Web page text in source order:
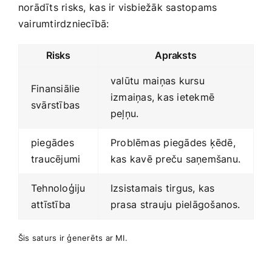
norādīts risks, ⁤kas ir visbiežāk sastopams
vairumtirdzniecībā:
Risks Apraksts
Finansiālie
svārstības
valūtu⁣ maiņas kursu
izmaiņas, kas ietekmē
peļņu.
piegādes
traucējumi
Problēmas piegādes​ ķēdē,
kas kavē preču saņemšanu.
Tehnoloģiju⁤
attīstība
Izsistamais tirgus, kas
prasa ⁢strauju pielāgošanos.
Šis saturs ir ģenerēts ar MI.